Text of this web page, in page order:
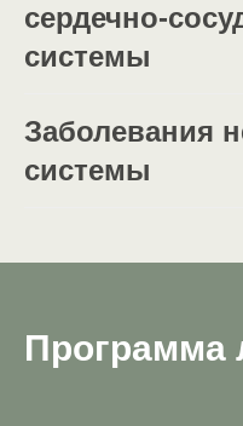
сердечно-
системы
Заболевания
системы
Программа